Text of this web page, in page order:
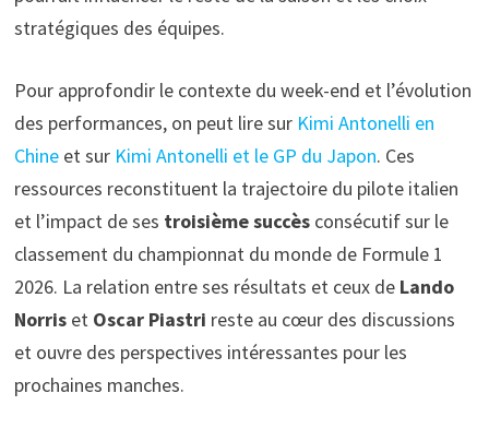
stratégiques des équipes.
Pour approfondir le contexte du week-end et l’évolution
des performances, on peut lire sur Kimi Antonelli en
Chineet sur Kimi Antonelli et le GP du Japon. Ces
ressources reconstituent la trajectoire du pilote italien
et l’impact de ses troisième succèsconsécutif sur le
classement du championnat du monde de Formule 1
2026. La relation entre ses résultats et ceux de Lando
Norriset Oscar Piastri reste au cœur des discussions
et ouvre des perspectives intéressantes pour les
prochaines manches.